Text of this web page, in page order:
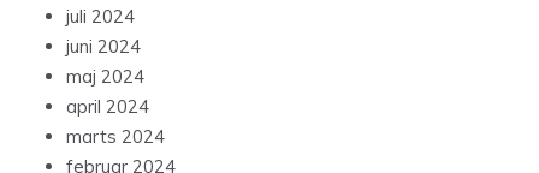
juli 2024
juni 2024
maj 2024
april 2024
marts 2024
februar 2024